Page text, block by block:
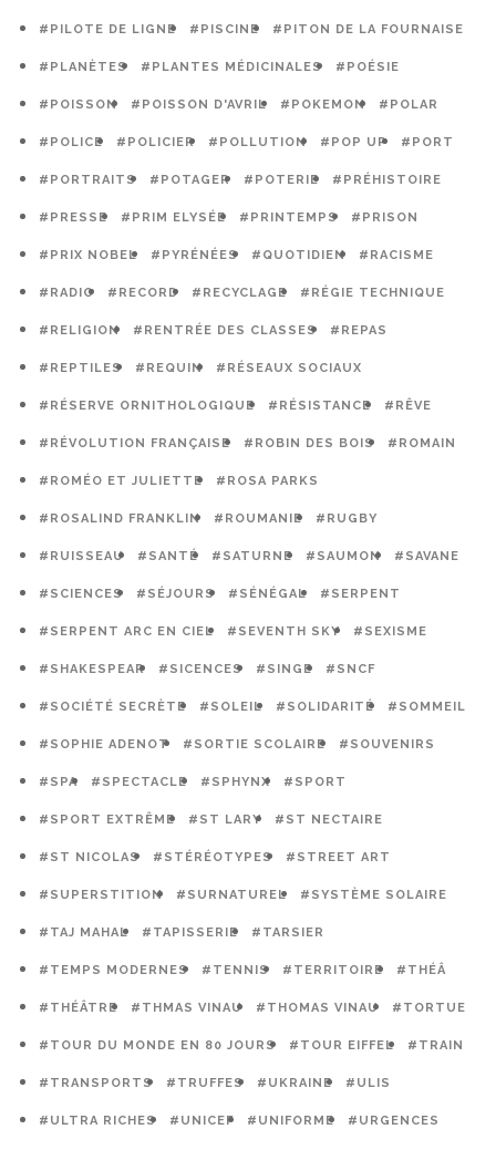
#PILOTE DE LIGNE #PISCINE #PITON DE LA FOURNAISE
#PLANÈTES #PLANTES MÉDICINALES #POÉSIE
#POISSON #POISSON D'AVRIL #POKEMON #POLAR
#POLICE #POLICIER #POLLUTION #POP UP #PORT
#PORTRAITS #POTAGER #POTERIE #PRÉHISTOIRE
#PRESSE #PRIM ELYSÉE #PRINTEMPS #PRISON
#PRIX NOBEL #PYRÉNÉES #QUOTIDIEN #RACISME
#RADIO #RECORD #RECYCLAGE #RÉGIE TECHNIQUE
#RELIGION #RENTRÉE DES CLASSES #REPAS
#REPTILES #REQUIN #RÉSEAUX SOCIAUX
#RÉSERVE ORNITHOLOGIQUE #RÉSISTANCE #RÊVE
#RÉVOLUTION FRANÇAISE #ROBIN DES BOIS #ROMAIN
#ROMÉO ET JULIETTE #ROSA PARKS
#ROSALIND FRANKLIN #ROUMANIE #RUGBY
#RUISSEAU #SANTÉ #SATURNE #SAUMON #SAVANE
#SCIENCES #SÉJOURS #SÉNÉGAL #SERPENT
#SERPENT ARC EN CIEL #SEVENTH SKY #SEXISME
#SHAKESPEAR #SICENCES #SINGE #SNCF
#SOCIÉTÉ SECRÈTE #SOLEIL #SOLIDARITÉ #SOMMEIL
#SOPHIE ADENOT #SORTIE SCOLAIRE #SOUVENIRS
#SPA #SPECTACLE #SPHYNX #SPORT
#SPORT EXTRÊME #ST LARY #ST NECTAIRE
#ST NICOLAS #STÉRÉOTYPES #STREET ART
#SUPERSTITION #SURNATUREL #SYSTÈME SOLAIRE
#TAJ MAHAL #TAPISSERIE #TARSIER
#TEMPS MODERNES #TENNIS #TERRITOIRE #THÉÂ
#THÉÂTRE #THMAS VINAU #THOMAS VINAU #TORTUE
#TOUR DU MONDE EN 80 JOURS #TOUR EIFFEL #TRAIN
#TRANSPORTS #TRUFFES #UKRAINE #ULIS
#ULTRA RICHES #UNICEF #UNIFORME #URGENCES